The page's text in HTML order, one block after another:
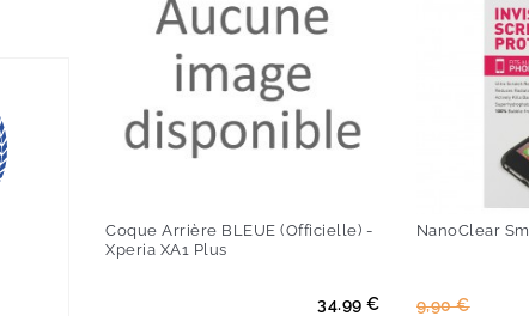
Coque Arrière BLEUE (Officielle) -
Xperia XA1 Plus
34.99 €
NanoClear
Prix
9,90 €Prix